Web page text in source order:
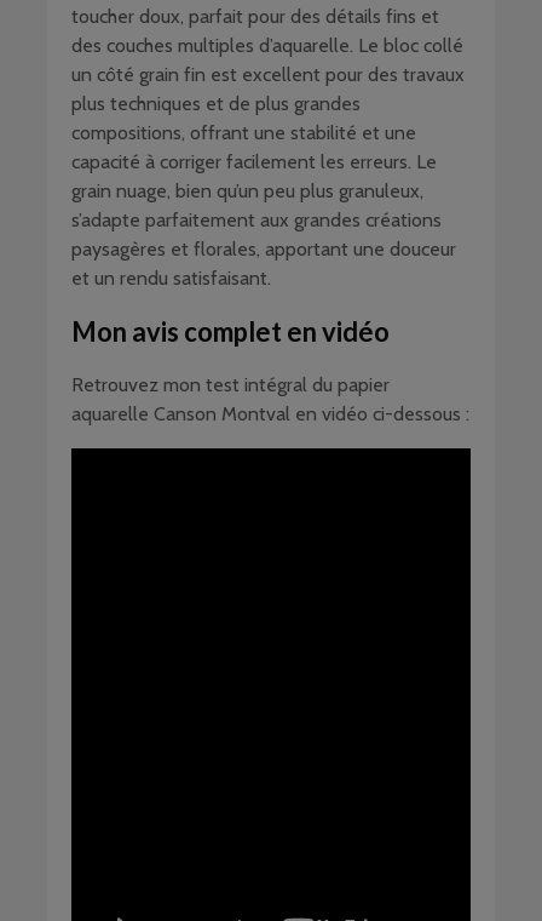
toucher doux, parfait pour des détails fins et
des couches multiples d’aquarelle. Le bloc collé
un côté grain fin est excellent pour des travaux
plus techniques et de plus grandes
compositions, offrant une stabilité et une
capacité à corriger facilement les erreurs. Le
grain nuage, bien qu’un peu plus granuleux,
s’adapte parfaitement aux grandes créations
paysagères et florales, apportant une douceur
et un rendu satisfaisant.
Mon avis complet en vidéo
Retrouvez mon test intégral du papier
aquarelle Canson Montval en vidéo ci-dessous :